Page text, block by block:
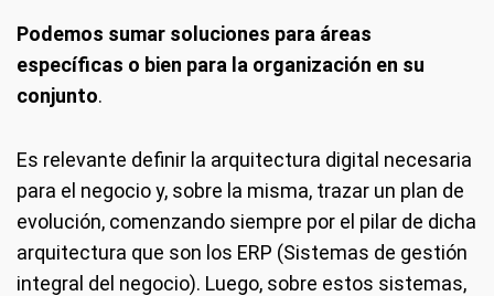
Podemos sumar soluciones para áreas
específicas o bien para la organización en su
conjunto.
Es relevante definir la arquitectura digital necesaria
para el negocio y, sobre la misma, trazar un plan de
evolución, comenzando siempre por el pilar de dicha
arquitectura que son los ERP (Sistemas de gestión
integral del negocio). Luego, sobre estos sistemas,